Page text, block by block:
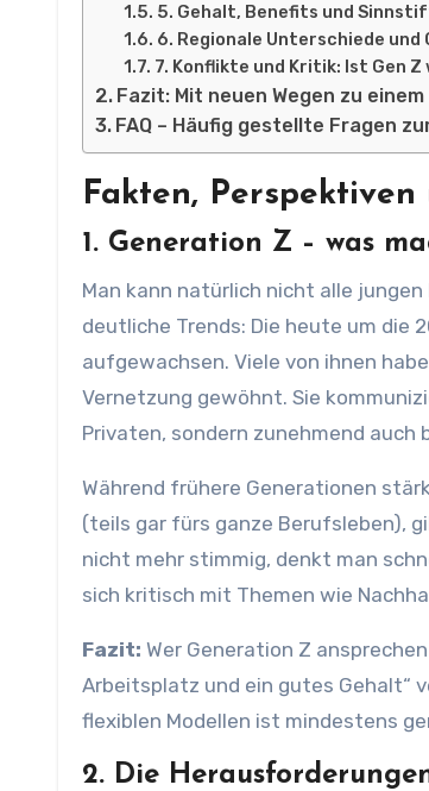
5. Gehalt, Benefits und
6. Regionale Unterschiede und
7. Konflikte und Kritik: Ist Gen
Fazit: Mit neuen Wegen zu
FAQ – Häufig gestellte Fragen
Fakten,
1. Generation Z – was
Man kann natürlich nicht alle
deutliche Trends: Die heute um die
aufgewachsen. Viele von ihnen
Vernetzung gewöhnt. Sie
Privaten, sondern zunehmend auch
Während frühere Generationen
(teils gar fürs ganze Berufsleben),
nicht mehr stimmig, denkt man
sich kritisch mit Themen wie
Fazit: Wer Generation Z
Arbeitsplatz und ein gutes Gehalt“
flexiblen Modellen ist mindestens
2. Die